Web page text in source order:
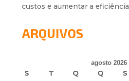
custos e aumentar a eficiência
ARQUIVOS
agosto 2026
S T Q Q S